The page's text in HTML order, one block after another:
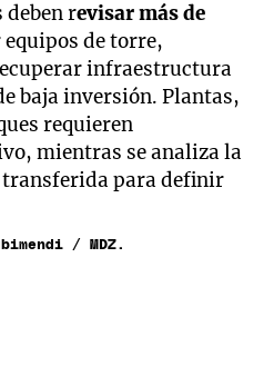
deben revisar más de
de torre,
infraestructura
baja inversión. Plantas,
requieren
mientras se analiza la
para definir
/ MDZ.